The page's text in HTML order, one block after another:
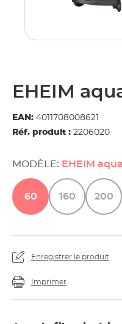
EHEIM
EAN: 4011708008621
Réf. produit : 2206020
MODÈLE: EHEIM
60 160 200
Enregistrer le produit
Imprimer